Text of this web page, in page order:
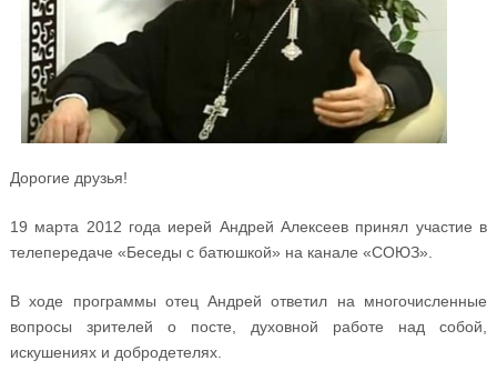
Дорогие друзья!
19 марта 2012 года иерей Андрей Алексеев принял участие в
телепередаче «Беседы с батюшкой» на канале «СОЮЗ».
В ходе программы отец Андрей ответил на многочисленные
вопросы зрителей о посте, духовной работе над собой,
искушениях и добродетелях.